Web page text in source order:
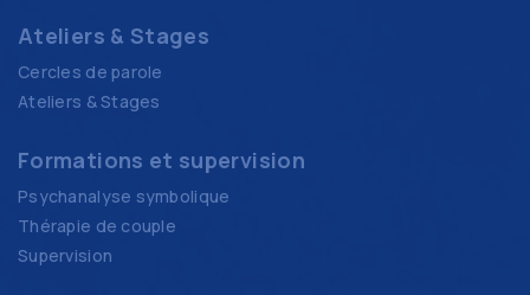
Ateliers & Stages
Cercles de parole
Ateliers & Stages
Formations et supervision
Psychanalyse symbolique
Thérapie de couple
Supervision